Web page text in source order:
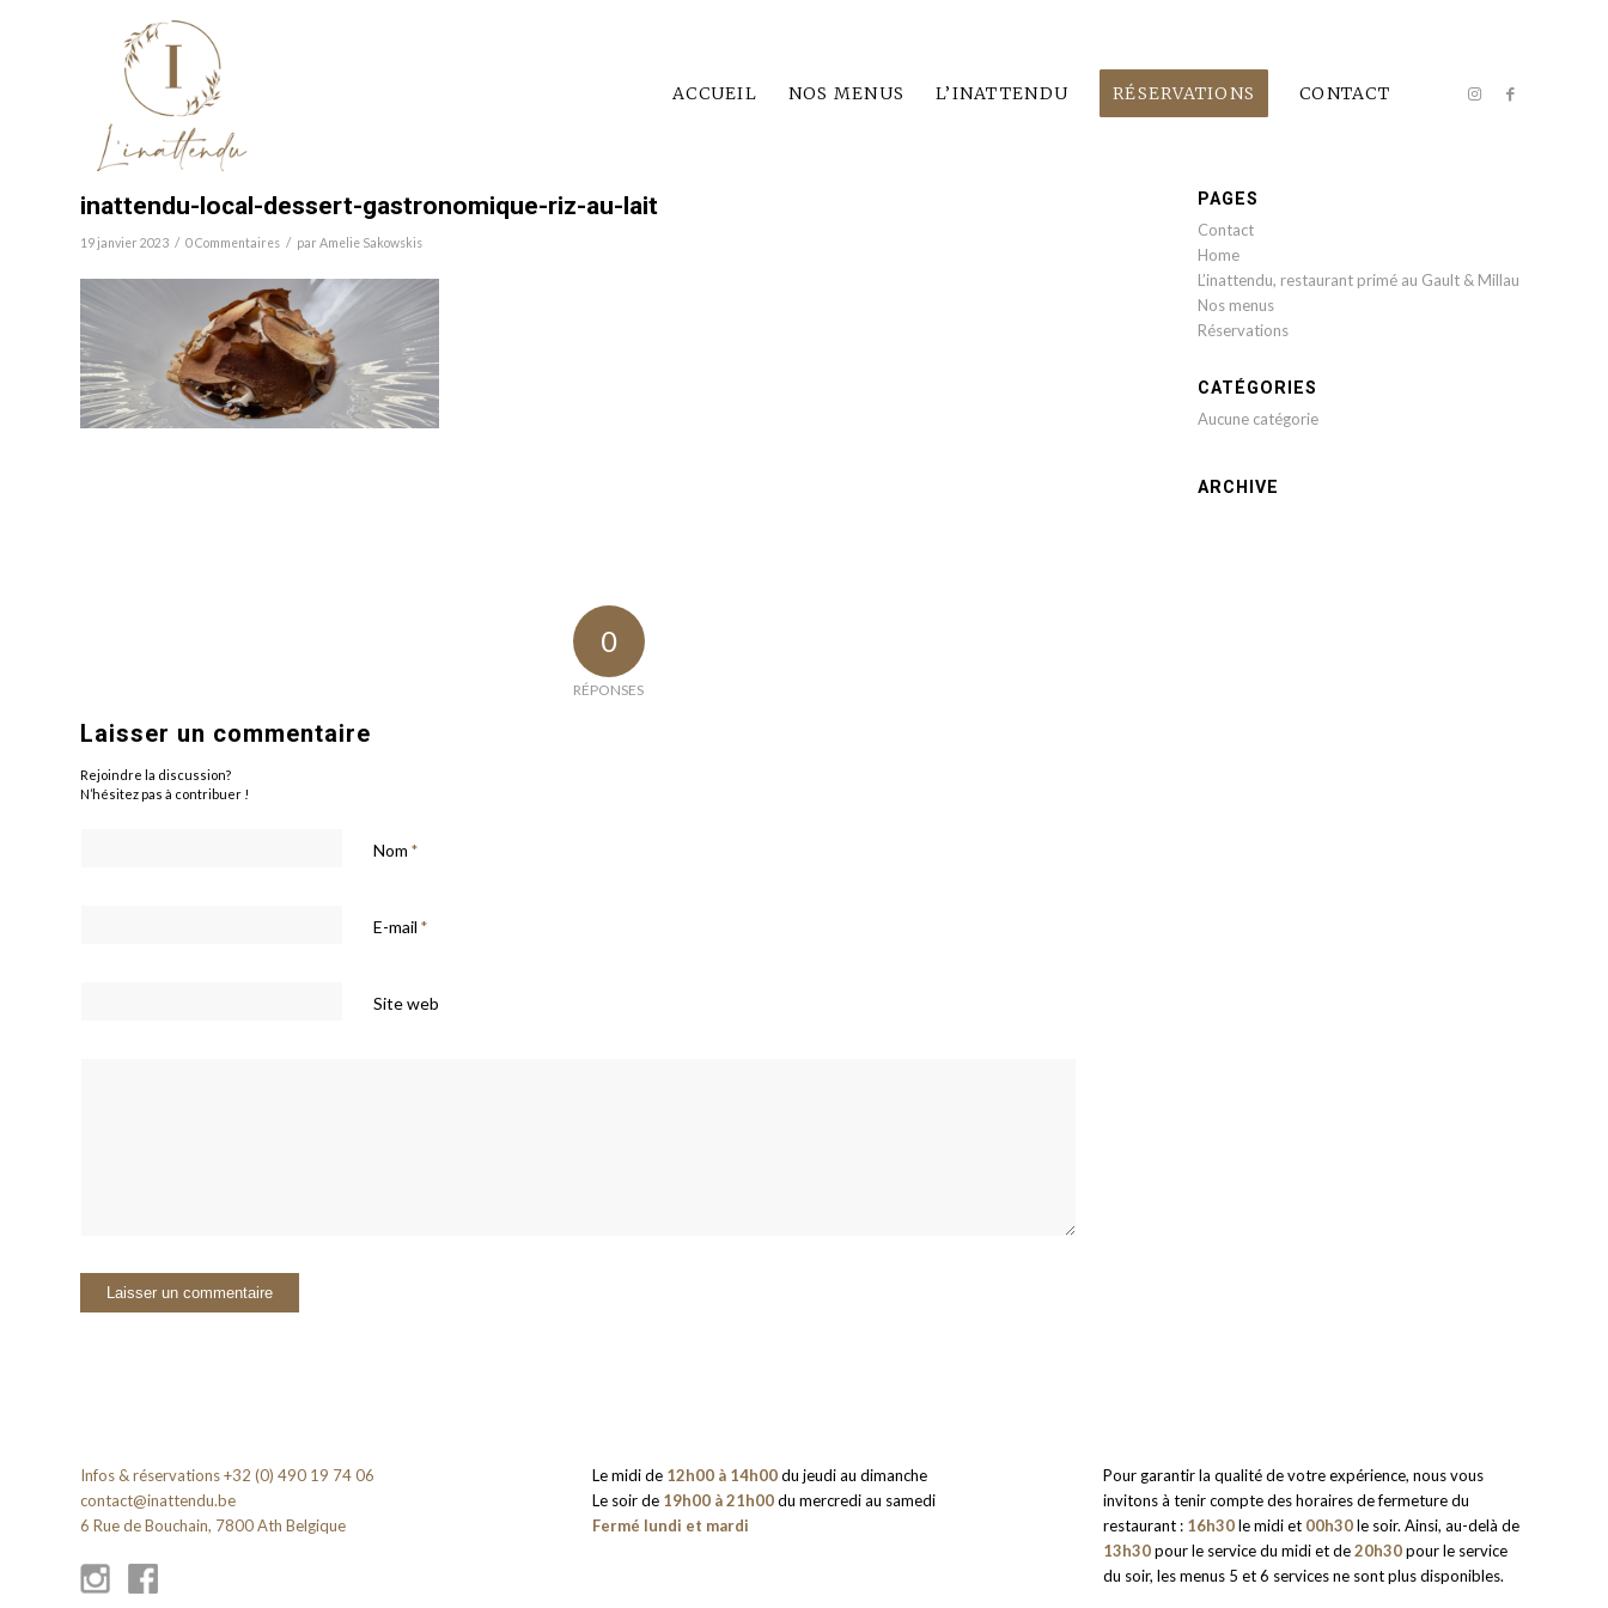
ACCUEIL NOS MENUS L’INATTENDU RÉSERVATIONS CONTACT
inattendu-local-dessert-gastronomique-riz-au-lait
19 janvier 2023 / 0 Commentaires / par Amelie Sakowskis
0
RÉPONSES
Laisser un commentaire
Rejoindre la discussion?
N’hésitez pas à contribuer !
Nom *
E-mail *
Site web
PAGES
Contact
Home
L’inattendu, restaurant primé au Gault & Millau
Nos menus
Réservations
CATÉGORIES
Aucune catégorie
ARCHIVE
Infos & réservations +32 (0) 490 19 74 06
contact@inattendu.be
6 Rue de Bouchain, 7800 Ath Belgique
Le midi de 12h00 à 14h00du jeudi au dimanche
Le soir de 19h00 à 21h00du mercredi au samedi
Fermé lundi et mardi
Pour garantir la qualité de votre expérience, nous vous
invitons à tenir compte des horaires de fermeture du
restaurant : 16h30le midi et 00h30le soir. Ainsi, au-delà de
13h30pour le service du midi et de20h30pour le service
du soir, les menus 5 et 6 services ne sont plus disponibles.